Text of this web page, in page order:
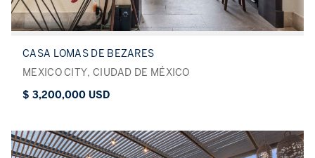
CASA LOMAS DE BEZARES
MEXICO CITY, CIUDAD DE MÉXICO
$ 3,200,000 USD